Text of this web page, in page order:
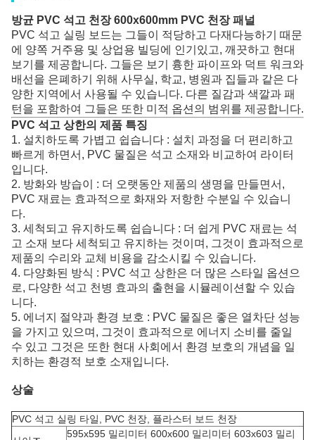
방균 PVC 석고 천장 600x600mm PVC 천장 패널
PVC 석고 실링 보드는 그들이 적당하고 다재다능하기 때문
에 양쪽 거주용 및 상업용 빌딩에 인기있고, 깨끗하고 현대
보기를 제공합니다. 그들은 보기 흉한 파이프와 덕트 워크와
배선을 은폐하기 위해 사무실, 학교, 병원과 집들과 같은 다
양한 지역에서 사용될 수 있습니다. 다른 질감과 색깔과 패
턴을 포함하여 그들은 또한 미적 옵션의 범위를 제공합니다.
PVC 석고 상한의 제품 특징
1. 설치하도록 가볍고 쉽습니다 : 설치 과정을 더 편리하고
빠르게 하면서, PVC 물질은 석고 소재와 비교하여 라이터
입니다.
2. 방화와 방습이 : 더 오랫동안 제품의 생명을 만들면서,
PVC 재료는 효과적으로 화재와 저항한 수분일 수 있습니
다.
3. 세척되고 유지하도록 쉽습니다 : 더 쉽게 PVC 재료는 석
고 소재 보다 세척되고 유지하는 것이며, 그것이 효과적으로
제품의 수리와 교체 비용을 감소시킬 수 있습니다.
4. 다양화된 방식 : PVC 석고 상한은 더 많은 스타일 옵션으
로, 다양한 석고 천병 효과의 출현을 시뮬레이션할 수 있습
니다.
5. 에너지 절약과 환경 보호 : PVC 물질은 좋은 열차단 성능
을 가지고 있으며, 그것이 효과적으로 에너지 소비를 줄일
수 있고 그것은 또한 현대 사회에서 환경 보호의 개념을 일
치하는 환경적 보호 소재입니다.
상술
PVC 석고 실링 타일, PVC 천장, 플라스터 보드 천장
595x595 밀리미터 600x600 밀리미터 603x603 밀리